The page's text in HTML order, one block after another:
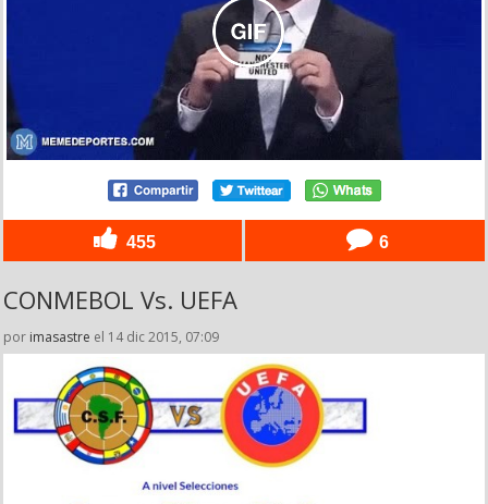
455 6
CONMEBOL Vs. UEFA
por imasastre el 14 dic 2015, 07:09